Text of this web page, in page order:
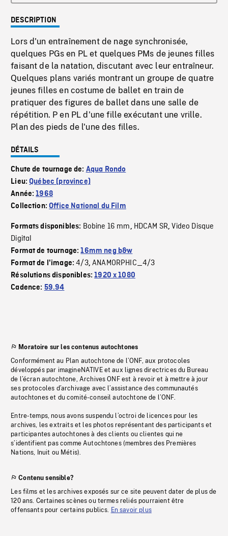
DESCRIPTION
Lors d'un entraînement de nage synchronisée,
quelques PGs en PL et quelques PMs de jeunes filles
faisant de la natation, discutant avec leur entraîneur.
Quelques plans variés montrant un groupe de quatre
jeunes filles en costume de ballet en train de
pratiquer des figures de ballet dans une salle de
répétition. P en PL d'une fille exécutant une vrille.
Plan des pieds de l'une des filles.
DÉTAILS
Chute de tournage de: Aqua Rondo
Lieu:Québec (province)
Année:1968
Collection:Office National du Film
Formats disponibles: Bobine 16 mm, HDCAM SR,Video Disque
Digital
Format de tournage:16mm neg b&w
Format de l'image:4/3,ANAMORPHIC_4/3
Résolutions disponibles:1920 x 1080
Cadence: 59.94
Moratoire sur les contenus autochtones
Conformément au Plan autochtone de l’ONF, aux protocoles
développés par imagineNATIVE et aux lignes directrices du Bureau
de l’écran autochtone, Archives ONF est à revoir et à mettre à jour
ses protocoles d’archivage avec l’assistance des communautés
autochtones et du comité-conseil autochtone de l’ONF.
Entre-temps, nous avons suspendu l’octroi de licences pour les
archives, les extraits et les photos représentant des participants et
participantes autochtones à des clients ou clientes qui ne
s’identifient pas comme Autochtones (membres des Premières
Nations, Inuit ou Métis).
Contenu sensible?
Les films et les archives exposés sur ce site peuvent dater de plus de
120 ans. Certaines scènes ou termes reliés pourraient être
offensants pour certains publics. En savoir plus